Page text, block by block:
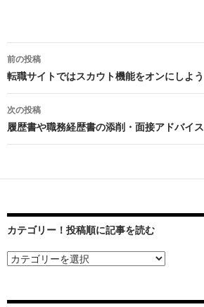
投
稿
ナ
ゲ
シ
ョ
前の投稿
転職サイトではスカウト機能をオンにしよう
次の投稿
履歴書や職務経歴書の添削・面接アドバイス
カテゴリー！投稿順に記事を読む